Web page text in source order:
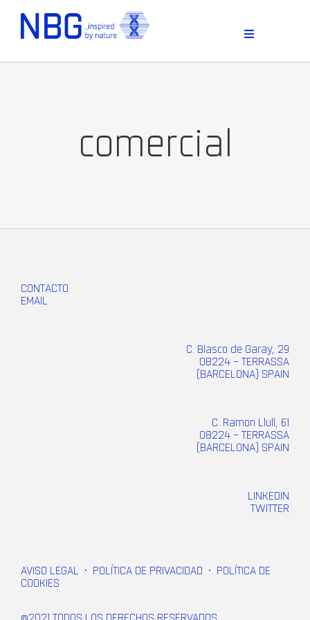
content
Toggle
comercial
CONTACTO
EMAIL
C. Blasco de Garay, 29
08224 – TERRASSA
(BARCELONA) SPAIN
C. Ramon Llull, 61
08224 – TERRASSA
(BARCELONA) SPAIN
LINKEDIN
TWITTER
AVISO LEGAL • POLÍTICA DE PRIVACIDAD •
POLÍTICA DE
COOKIES